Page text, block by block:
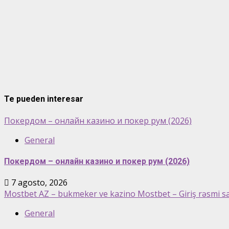
Te pueden interesar
Покердом – онлайн казино и покер рум (2026)
General
Покердом – онлайн казино и покер рум (2026)
7 agosto, 2026
Mostbet AZ – bukmeker ve kazino Mostbet – Giriş rəsmi
General